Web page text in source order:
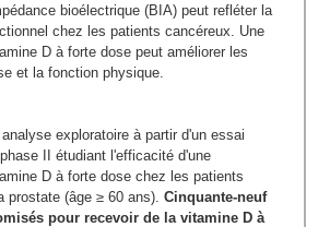
bioélectrique (BIA) peut refléter la
chez les patients cancéreux. Une
D à forte dose peut améliorer les
et la fonction physique.
exploratoire à partir d'un essai
II étudiant l'efficacité d'une
D à forte dose chez les patients
prostate (âge ≥ 60 ans).Cinquante-neuf
pour recevoir de la vitamine D à